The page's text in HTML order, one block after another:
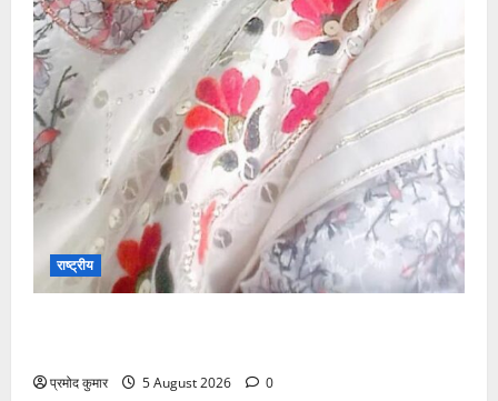
राष्ट्रीय
प्रमोद कुमार 5 August 2026 0